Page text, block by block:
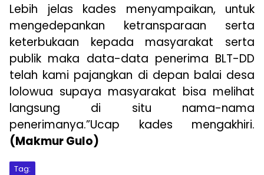
Lebih jelas kades menyampaikan, untuk
mengedepankan ketransparaan serta
keterbukaan kepada masyarakat serta
publik maka data-data penerima BLT-DD
telah kami pajangkan di depan balai desa
lolowua supaya masyarakat bisa melihat
langsung di situ nama-nama
penerimanya.”Ucap kades mengakhiri.
(Makmur Gulo)
Tag: